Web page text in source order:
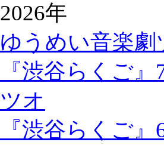
2026年
ゆうめい音楽
『渋谷らくご
ツオ
『渋谷らくご